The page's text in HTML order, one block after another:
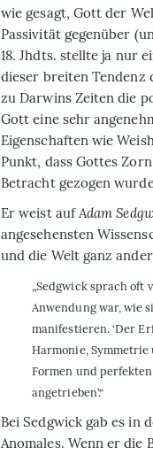
wie gesagt, Gott der
Passivität gegenüber
18. Jhdts. stellte ja nur
dieser breiten Tendenz
zu Darwins Zeiten die
Gott eine sehr
Eigenschaften wie
Punkt, dass Got­tes
Betracht gezogen
Er weist aufAdam
angesehensten
und die Welt ganz
„Sedgwick sprach oft
Anwendung war, wie
manifestieren. ‘Der
Harmonie, Symmetrie
Formen und
angetrieben’.“
Bei Sedgwick gab es in
Anomales. Wenn er